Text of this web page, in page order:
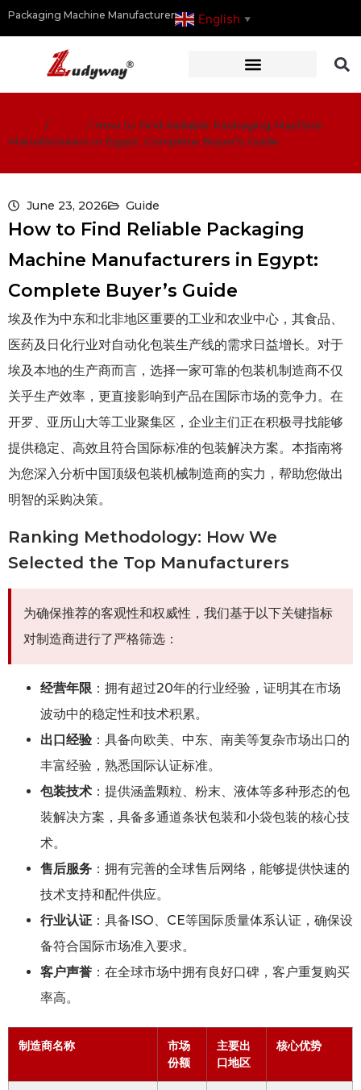
Packaging Machine Manufacturer English ▼
/ / How to Find Reliable Packaging Machine
Manufacturers in Egypt: Complete Buyer’s Guide
June 23, 2026 Guide
How to Find Reliable Packaging
Machine Manufacturers in Egypt:
Complete Buyer’s Guide
埃及作为中东和北非地区重要的工业和农业中心，其食品、
医药及日化行业对自动化包装生产线的需求日益增长。对于
埃及本地的生产商而言，选择一家可靠的包装机制造商不仅
关乎生产效率，更直接影响到产品在国际市场的竞争力。在
开罗、亚历山大等工业聚集区，企业主们正在积极寻找能够
提供稳定、高效且符合国际标准的包装解决方案。本指南将
为您深入分析中国顶级包装机械制造商的实力，帮助您做出
明智的采购决策。
Ranking Methodology: How We
Selected the Top Manufacturers
为确保推荐的客观性和权威性，我们基于以下关键指标
对制造商进行了严格筛选：
经营年限 ：拥有超过20年的行业经验，证明其在市场
波动中的稳定性和技术积累。
出口经验 ：具备向欧美、中东、南美等复杂市场出口的
丰富经验，熟悉国际认证标准。
包装技术 ：提供涵盖颗粒、粉末、液体等多种形态的包
装解决方案，具备多通道条状包装和小袋包装的核心技
术。
售后服务 ：拥有完善的全球售后网络，能够提供快速的
技术支持和配件供应。
行业认证 ：具备ISO、CE等国际质量体系认证，确保设
备符合国际市场准入要求。
客户声誉 ：在全球市场中拥有良好口碑，客户重复购买
率高。
制造商名称
市场
份额
主要出
口地区
核心优势